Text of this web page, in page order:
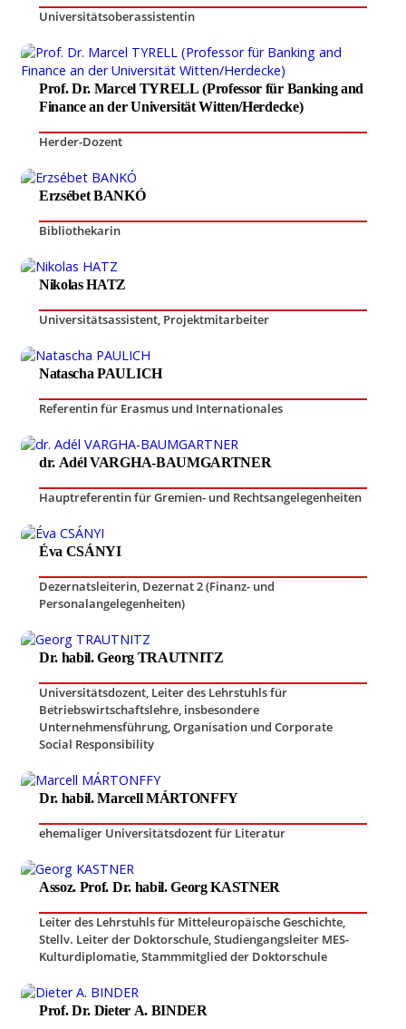
Universitätsoberassistentin
Prof. Dr. Marcel TYRELL (Professor für Banking and
Finance an der Universität Witten/Herdecke)
Herder-Dozent
Erzsébet BANKÓ
Bibliothekarin
Nikolas HATZ
Universitätsassistent, Projektmitarbeiter
Natascha PAULICH
Referentin für Erasmus und Internationales
dr. Adél VARGHA-BAUMGARTNER
Hauptreferentin für Gremien- und Rechtsangelegenheiten
Éva CSÁNYI
Dezernatsleiterin, Dezernat 2 (Finanz- und
Personalangelegenheiten)
Dr. habil. Georg TRAUTNITZ
Universitätsdozent, Leiter des Lehrstuhls für
Betriebswirtschaftslehre, insbesondere
Unternehmensführung, Organisation und Corporate
Social Responsibility
Dr. habil. Marcell MÁRTONFFY
ehemaliger Universitätsdozent für Literatur
Assoz. Prof. Dr. habil. Georg KASTNER
Leiter des Lehrstuhls für Mitteleuropäische Geschichte,
Stellv. Leiter der Doktorschule, Studiengangsleiter MES-
Kulturdiplomatie,Stammmitglied der Doktorschule
Prof. Dr. Dieter A. BINDER